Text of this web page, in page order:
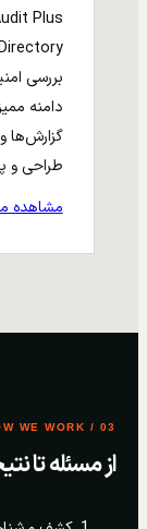
دامنه
طراحی و
مشاهده
03 / HOW WE WORK
از مسئله تا